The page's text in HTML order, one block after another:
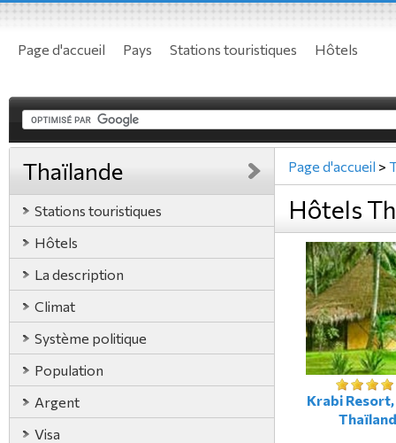
Page d'accueil Pays Stations touristiques Hôtels
Thaïlande
Stations touristiques
Hôtels
La description
Climat
Système politique
Population
Argent
Visa
Page d'accueil >
Hôtels
Krabi